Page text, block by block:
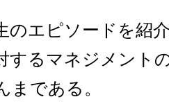
のエピソードを紹
するマネジメント
まである。